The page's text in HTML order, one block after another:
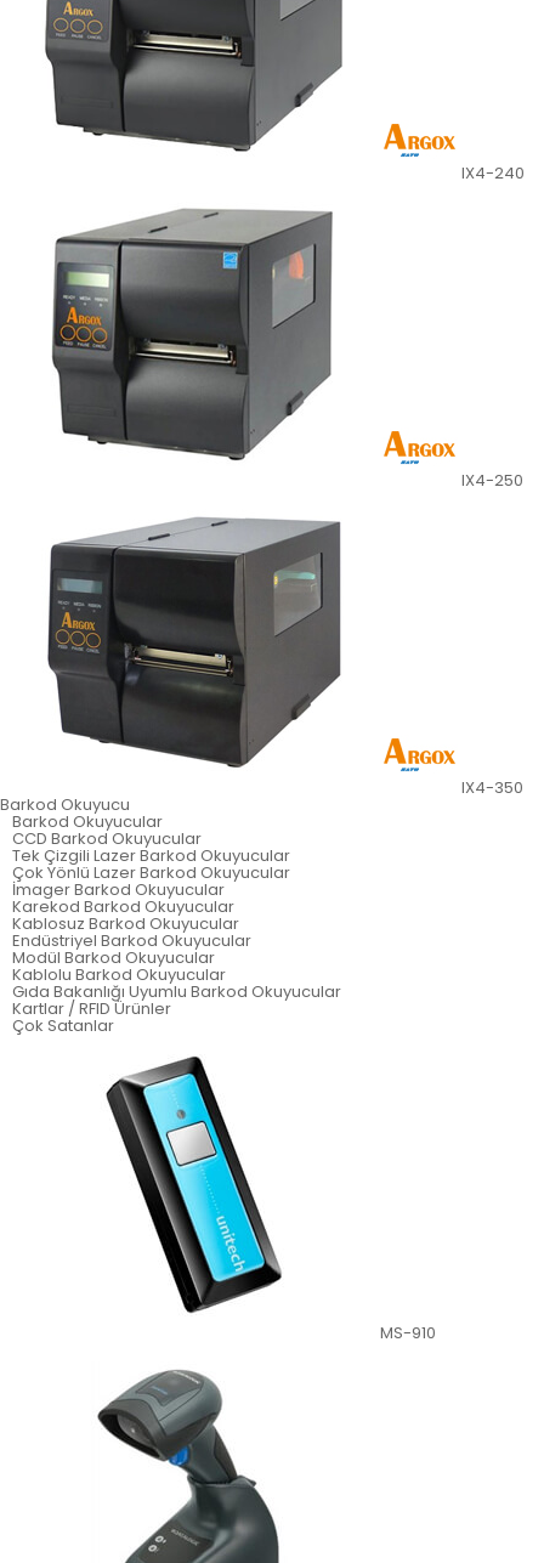
IX4-240
IX4-250
IX4-350
Barkod Okuyucu
Barkod Okuyucular
CCD Barkod Okuyucular
Tek Çizgili Lazer Barkod Okuyucular
Çok Yönlü Lazer Barkod Okuyucular
İmager Barkod Okuyucular
Karekod Barkod Okuyucular
Kablosuz Barkod Okuyucular
Endüstriyel Barkod Okuyucular
Modül Barkod Okuyucular
Kablolu Barkod Okuyucular
Gıda Bakanlığı Uyumlu Barkod Okuyucular
Kartlar / RFID Ürünler
Çok Satanlar
MS-910